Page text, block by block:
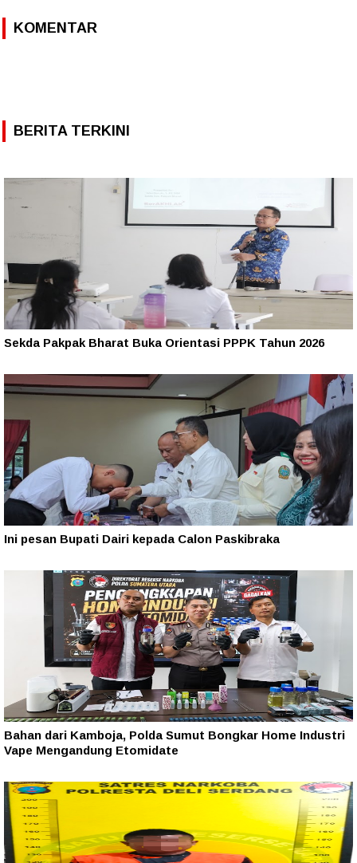
KOMENTAR
BERITA TERKINI
Sekda Pakpak Bharat Buka Orientasi PPPK Tahun 2026
Ini pesan Bupati Dairi kepada Calon Paskibraka
Bahan dari Kamboja, Polda Sumut Bongkar Home Industri
Vape Mengandung Etomidate